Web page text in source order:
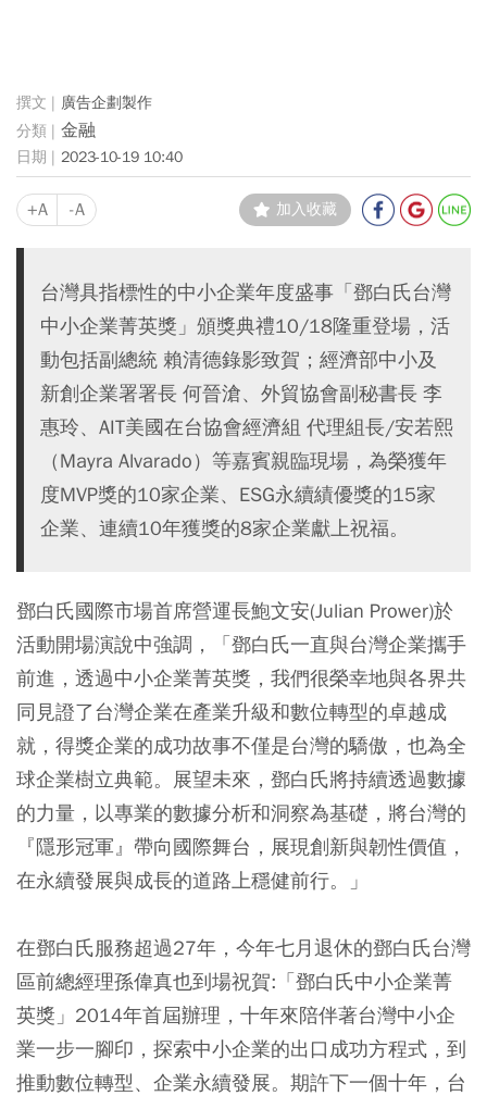
廣告企劃製作
金融
2023-10-19 10:40
+A -A 加入收藏
台灣具指標性的中小企業年度盛事「鄧白氏台灣
中小企業菁英獎」頒獎典禮10/18隆重登場，活
動包括副總統 賴清德錄影致賀；經濟部中小及
新創企業署署長 何晉滄、外貿協會副秘書長 李
惠玲、AIT美國在台協會經濟組 代理組長/安若熙
（Mayra Alvarado）等嘉賓親臨現場，為榮獲年
度MVP獎的10家企業、ESG永續績優獎的15家
企業、連續10年獲獎的8家企業獻上祝福。
鄧白氏國際市場首席營運長鮑文安(Julian Prower)於
活動開場演說中強調，「鄧白氏一直與台灣企業攜手
前進，透過中小企業菁英獎，我們很榮幸地與各界共
同見證了台灣企業在產業升級和數位轉型的卓越成
就，得獎企業的成功故事不僅是台灣的驕傲，也為全
球企業樹立典範。展望未來，鄧白氏將持續透過數據
的力量，以專業的數據分析和洞察為基礎，將台灣的
『隱形冠軍』帶向國際舞台，展現創新與韌性價值，
在永續發展與成長的道路上穩健前行。」
在鄧白氏服務超過27年，今年七月退休的鄧白氏台灣
區前總經理孫偉真也到場祝賀:「鄧白氏中小企業菁
英獎」2014年首屆辦理，十年來陪伴著台灣中小企
業一步一腳印，探索中小企業的出口成功方程式，到
推動數位轉型、企業永續發展。期許下一個十年，台